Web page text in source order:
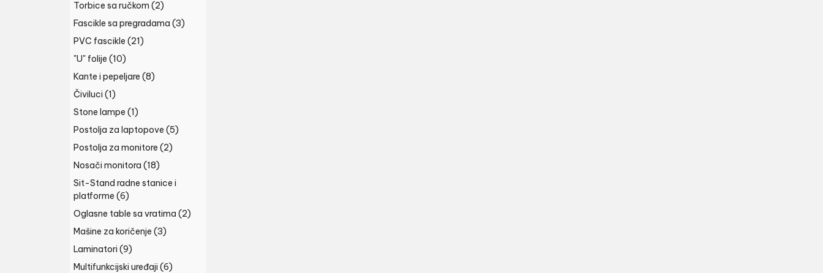
Torbice sa ručkom (2)
Fascikle sa pregradama (3)
PVC fascikle (21)
"U" folije (10)
Kante i pepeljare (8)
Čiviluci (1)
Stone lampe (1)
Postolja za laptopove (5)
Postolja za monitore (2)
Nosači monitora (18)
Sit-Stand radne stanice i
platforme (6)
Oglasne table sa vratima (2)
Mašine za koričenje (3)
Laminatori (9)
Multifunkcijski uređaji (6)